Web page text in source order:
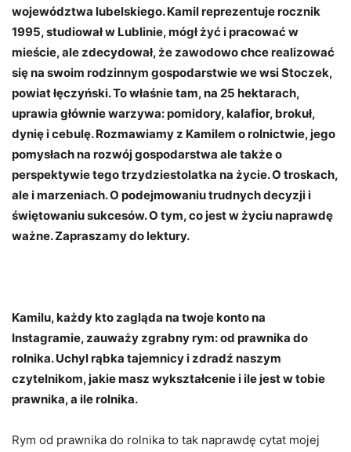
województwa lubelskiego. Kamil reprezentuje rocznik
1995, studiował w Lublinie, mógł żyć i pracować w
mieście, ale zdecydował, że zawodowo chce realizować
się na swoim rodzinnym gospodarstwie we wsi Stoczek,
powiat łęczyński. To właśnie tam, na 25 hektarach,
uprawia głównie warzywa: pomidory, kalafior, brokuł,
dynię i cebulę. Rozmawiamy z Kamilem o rolnictwie, jego
pomysłach na rozwój gospodarstwa ale także o
perspektywie tego trzydziestolatka na życie. O troskach,
ale i marzeniach. O podejmowaniu trudnych decyzji i
świętowaniu sukcesów. O tym, co jest w życiu naprawdę
ważne. Zapraszamy do lektury.
Kamilu, każdy kto zagląda na twoje konto na
Instagramie, zauważy zgrabny rym: od prawnika do
rolnika. Uchyl rąbka tajemnicy i zdradź naszym
czytelnikom, jakie masz wykształcenie i ile jest w tobie
prawnika, a ile rolnika.
Rym od prawnika do rolnika to tak naprawdę cytat mojej